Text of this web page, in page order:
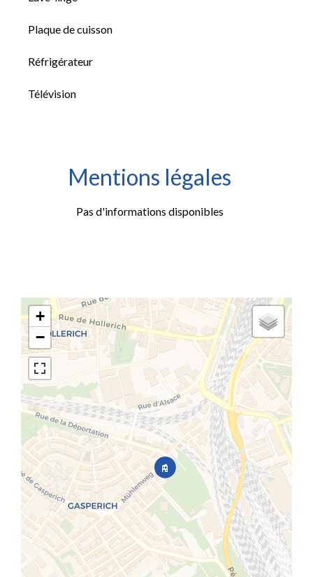
Plaque de cuisson
Réfrigérateur
Télévision
Mentions légales
Pas d'informations disponibles
+
−